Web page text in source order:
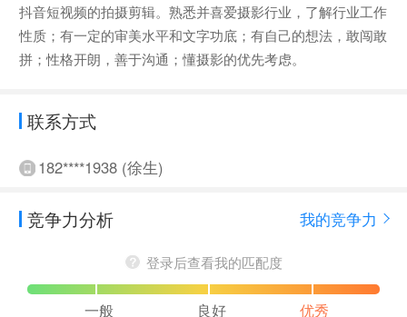
抖音短视频的拍摄剪辑。熟悉并喜爱摄影行业，了解行业工作
性质；有一定的审美水平和文字功底；有自己的想法，敢闯敢
拼；性格开朗，善于沟通；懂摄影的优先考虑。
联系方式
182****1938 (徐生)
竞争力分析 我的竞争力
登录后查看我的匹配度
一般 良好 优秀